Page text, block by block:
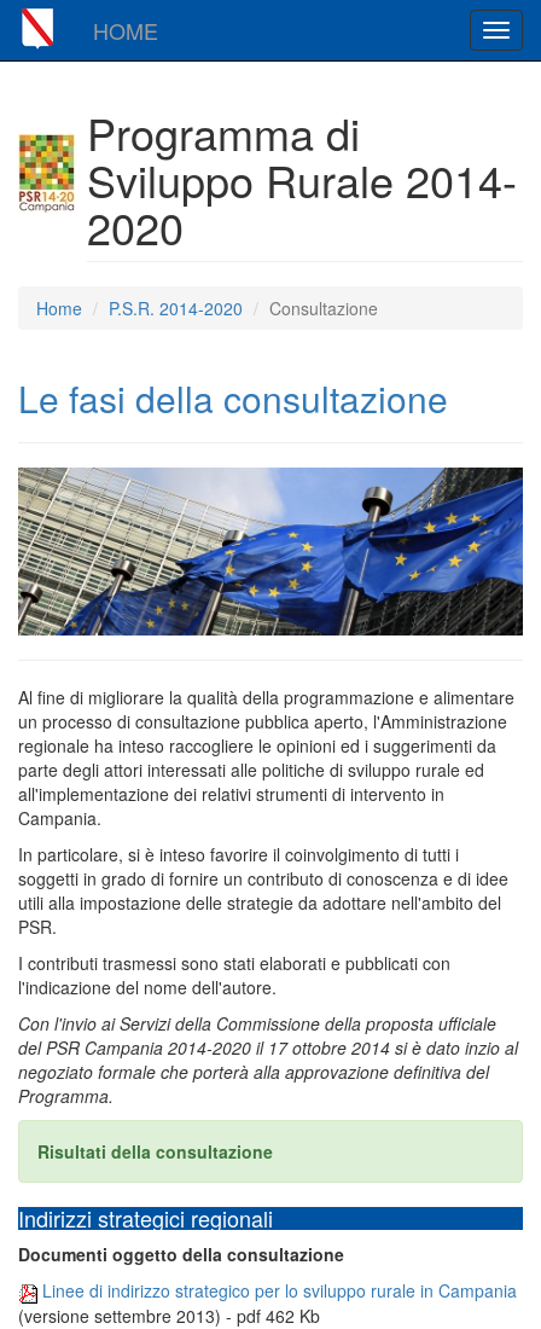
HOME
Programma di
Sviluppo Rurale 2014-
2020
Home P.S.R. 2014-2020 Consultazione
Le fasi della consultazione
Al fine di migliorare la qualità della programmazione e alimentare
un processo di consultazione pubblica aperto, l'Amministrazione
regionale ha inteso raccogliere le opinioni ed i suggerimenti da
parte degli attori interessati alle politiche di sviluppo rurale ed
all'implementazione dei relativi strumenti di intervento in
Campania.
In particolare, si è inteso favorire il coinvolgimento di tutti i
soggetti in grado di fornire un contributo di conoscenza e di idee
utili alla impostazione delle strategie da adottare nell'ambito del
PSR.
I contributi trasmessi sono stati elaborati e pubblicati con
l'indicazione del nome dell'autore.
Con l'invio ai Servizi della Commissione della proposta ufficiale
del PSR Campania 2014-2020 il 17 ottobre 2014 si è dato inzio al
negoziato formale che porterà alla approvazione definitiva del
Programma.
Risultati della consultazione
Indirizzi strategici regionali
Documenti oggetto della consultazione
Linee di indirizzo strategico per lo sviluppo rurale in Campania
(versione settembre 2013) - pdf 462 Kb